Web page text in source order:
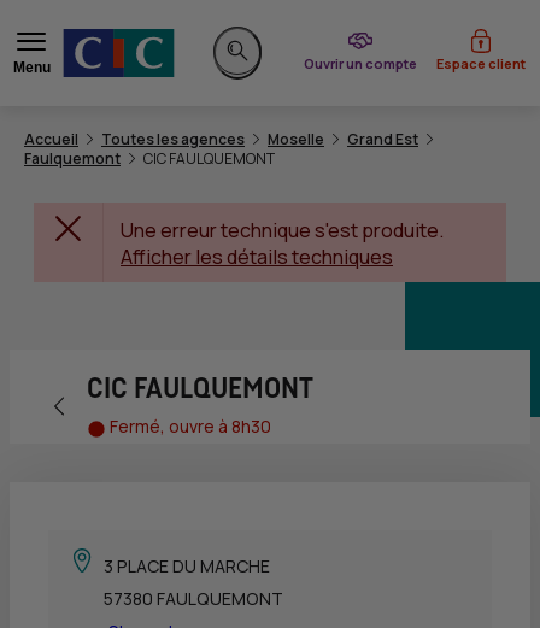
Menu
Rechercher sur le site
Ouvrir un compte
du CIC Espace client
Accueil Toutes les agences Moselle
Grand Est
Faulquemont
CIC FAULQUEMONT
Une erreur technique s'est produite.
Afficher les détails techniques
Retour vers la page précédente
CIC FAULQUEMONT
Fermé, ouvre à 8h30
3 PLACE DU MARCHE
57380 FAULQUEMONT